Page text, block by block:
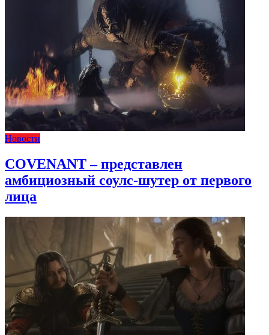
Новости
COVENANT – представлен
амбициозный соулс-шутер от первого
лица